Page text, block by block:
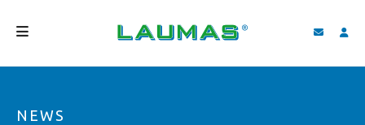
PRODUCTOS
NEWS